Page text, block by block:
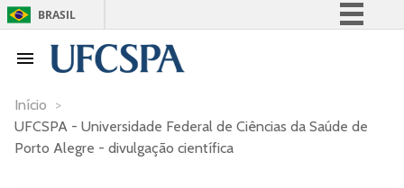
BRASIL
Acesso à informação
Início >
UFCSPA - Universidade Federal de Ciências da Saúde de
Porto Alegre - divulgação científica